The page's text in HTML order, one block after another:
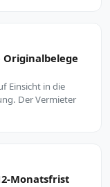
Einsicht in die
Der Vermieter
Monatsfrist